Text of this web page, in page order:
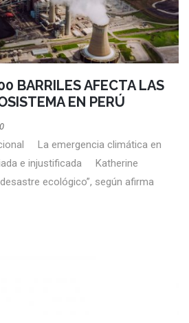
BARRILES AFECTA LAS
EN PERÚ
0
La emergencia climática en
e injustificada Katherine
ecológico”, según afirma